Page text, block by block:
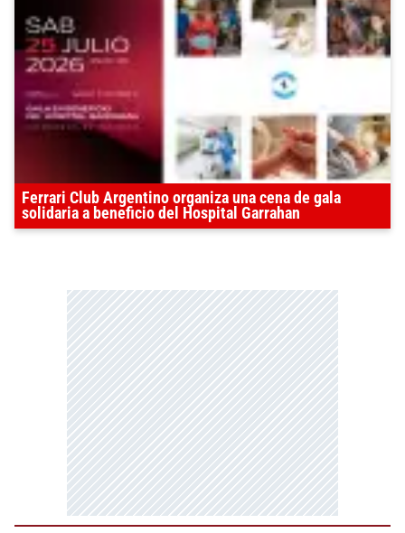
Ferrari Club Argentino organiza una cena de gala
solidaria a beneficio del Hospital Garrahan